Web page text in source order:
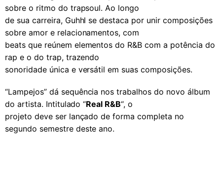
sobre o ritmo do trapsoul. Ao longo
de sua carreira, Guhhl se destaca por unir composições
sobre amor e relacionamentos, com
beats que reúnem elementos do R&B com a potência do
rap e o do trap, trazendo
sonoridade única e versátil em suas composições.
“Lampejos” dá sequência nos trabalhos do novo álbum
do artista. Intitulado “Real R&B“, o
projeto deve ser lançado de forma completa no
segundo semestre deste ano.